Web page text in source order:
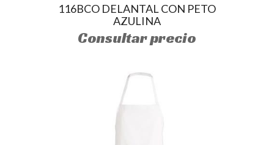
116BCO DELANTAL CON PETO
AZULINA
Consultar precio